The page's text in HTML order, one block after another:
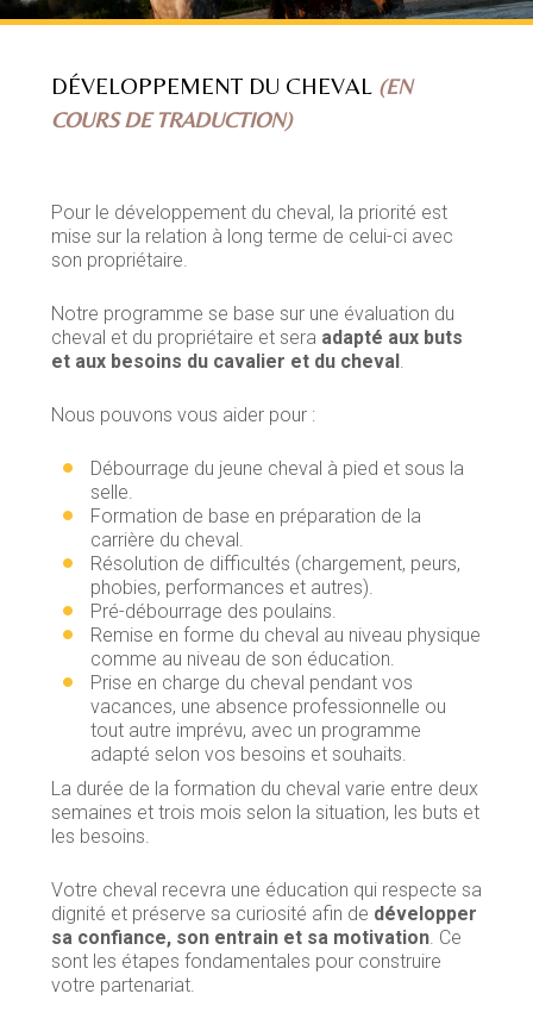
DÉVELOPPEMENT DU CHEVAL (EN
COURS DE TRADUCTION)
Pour le développement du cheval, la priorité est
mise sur la relation à long terme de celui-ci avec
son propriétaire.
Notre programme se base sur une évaluation du
cheval et du propriétaire et sera adapté aux buts
et aux besoins du cavalier et du cheval.
Nous pouvons vous aider pour :
Débourrage du jeune cheval à pied et sous la
selle.
Formation de base en préparation de la
carrière du cheval.
Résolution de difficultés (chargement, peurs,
phobies, performances et autres).
Pré-débourrage des poulains.
Remise en forme du cheval au niveau physique
comme au niveau de son éducation.
Prise en charge du cheval pendant vos
vacances, une absence professionnelle ou
tout autre imprévu, avec un programme
adapté selon vos besoins et souhaits.
La durée de la formation du cheval varie entre deux
semaines et trois mois selon la situation, les buts et
les besoins.
Votre cheval recevra une éducation qui respecte sa
dignité et préserve sa curiosité afin de développer
sa confiance, son entrain et sa motivation. Ce
sont les étapes fondamentales pour construire
votre partenariat.